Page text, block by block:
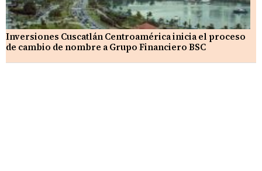
Inversiones Cuscatlán Centroamérica inicia el proceso
de cambio de nombre a Grupo Financiero BSC